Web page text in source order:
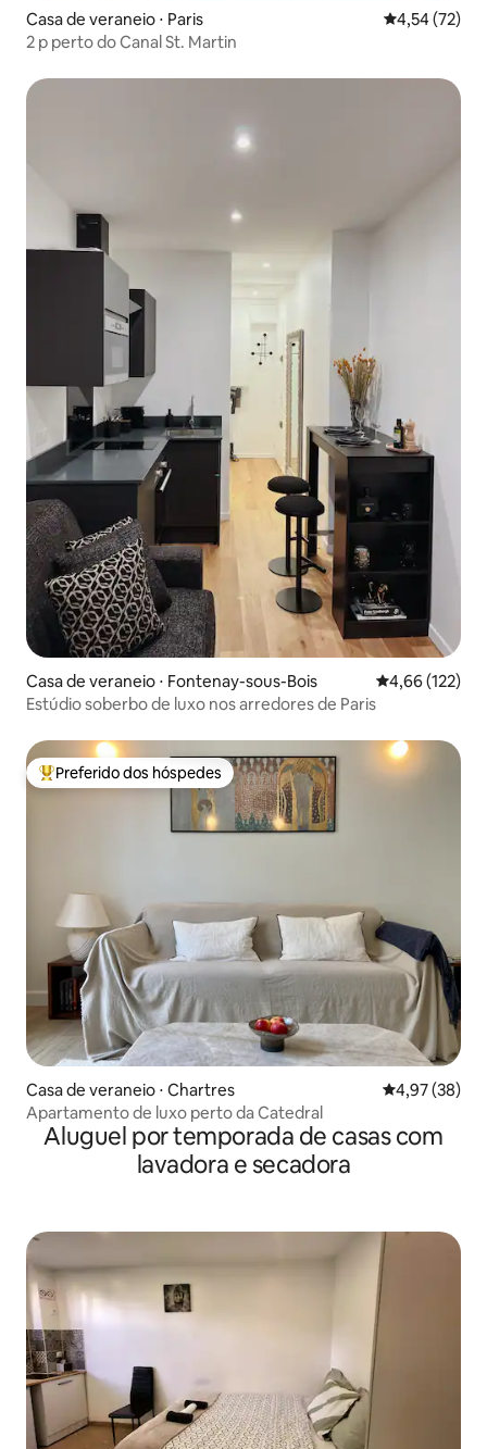
Casa de veraneio ⋅ Paris 4,54 de uma
4,54 (72)
2 p perto do Canal St. Martin
Casa de veraneio ⋅ Fontenay-sous-Bois 4,66 de uma
4,66 (122)
Estúdio soberbo de luxo nos arredores de Paris
Entre os melhores preferidos dos hóspedes
Preferido dos hóspedes
Casa de veraneio ⋅ Chartres 4,97 de uma
4,97 (38)
Apartamento de luxo perto da Catedral
Aluguel por temporada de casas com
lavadora e secadora